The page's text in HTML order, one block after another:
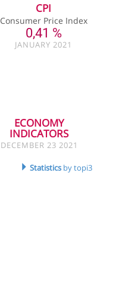
CPI
Consumer Price Index
0,41 %
JANUARY 2021
ECONOMY
INDICATORS
DECEMBER 23 2021
Statistics by topi3